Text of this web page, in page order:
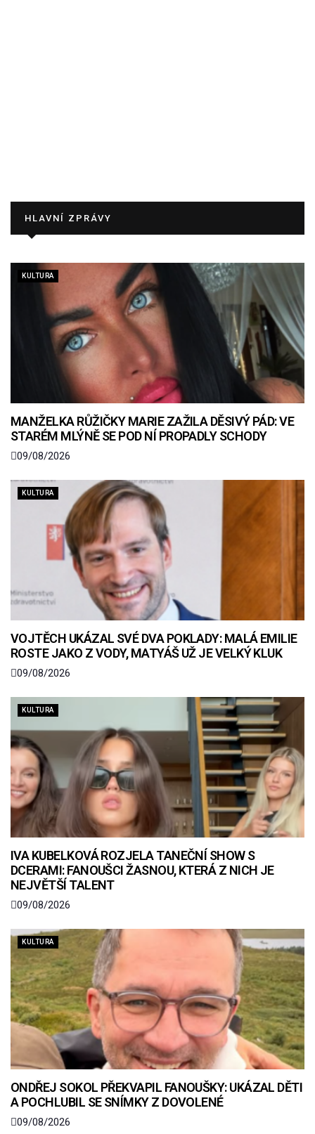
HLAVNÍ ZPRÁVY
KULTURA
MANŽELKA RŮŽIČKY MARIE ZAŽILA DĚSIVÝ PÁD: VE
STARÉM MLÝNĚ SE POD NÍ PROPADLY SCHODY
09/08/2026
KULTURA
VOJTĚCH UKÁZAL SVÉ DVA POKLADY: MALÁ EMILIE
ROSTE JAKO Z VODY, MATYÁŠ UŽ JE VELKÝ KLUK
09/08/2026
KULTURA
IVA KUBELKOVÁ ROZJELA TANEČNÍ SHOW S
DCERAMI: FANOUŠCI ŽASNOU, KTERÁ Z NICH JE
NEJVĚTŠÍ TALENT
09/08/2026
KULTURA
ONDŘEJ SOKOL PŘEKVAPIL FANOUŠKY: UKÁZAL DĚTI
A POCHLUBIL SE SNÍMKY Z DOVOLENÉ
09/08/2026